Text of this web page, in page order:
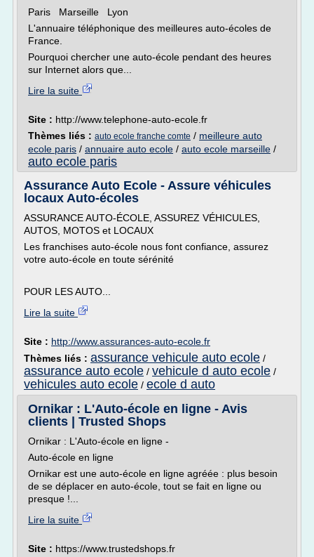
Paris Marseille Lyon
L'annuaire téléphonique des meilleures auto-écoles de
France.
Pourquoi chercher une auto-école pendant des heures
sur Internet alors que...
Lire la suite
Site : http://www.telephone-auto-ecole.fr
Thèmes liés : auto ecole franche comte / meilleure auto
ecole paris / annuaire auto ecole / auto ecole marseille /
auto ecole paris
Assurance Auto Ecole - Assure véhicules
locaux Auto-écoles
ASSURANCE AUTO-ÉCOLE, ASSUREZ VÉHICULES,
AUTOS, MOTOS et LOCAUX
Les franchises auto-école nous font confiance, assurez
votre auto-école en toute sérénité
POUR LES AUTO...
Lire la suite
Site : http://www.assurances-auto-ecole.fr
Thèmes liés : assurance vehicule auto ecole /
assurance auto ecole / vehicule d auto ecole /
vehicules auto ecole / ecole d auto
Ornikar : L'Auto-école en ligne - Avis
clients | Trusted Shops
Ornikar : L'Auto-école en ligne -
Auto-école en ligne
Ornikar est une auto-école en ligne agréée : plus besoin
de se déplacer en auto-école, tout se fait en ligne ou
presque !...
Lire la suite
Site : https://www.trustedshops.fr